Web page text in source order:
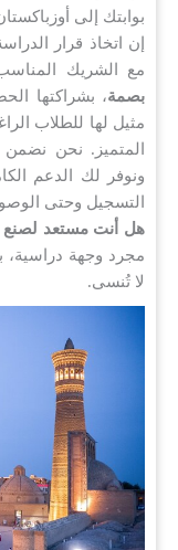
بوابتك إلى
إن اتخاذ قرار
مع الشريك
بصمة، بشراكتها
مثيل لها للطلاب
المتميز. نحن
ونوفر لك الدعم
التسجيل وحتى
هل أنت مستعد
مجرد وجهة
لا تُنسى.